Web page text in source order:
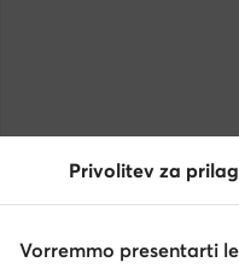
Privolitev za
Vorremmo presentarti le